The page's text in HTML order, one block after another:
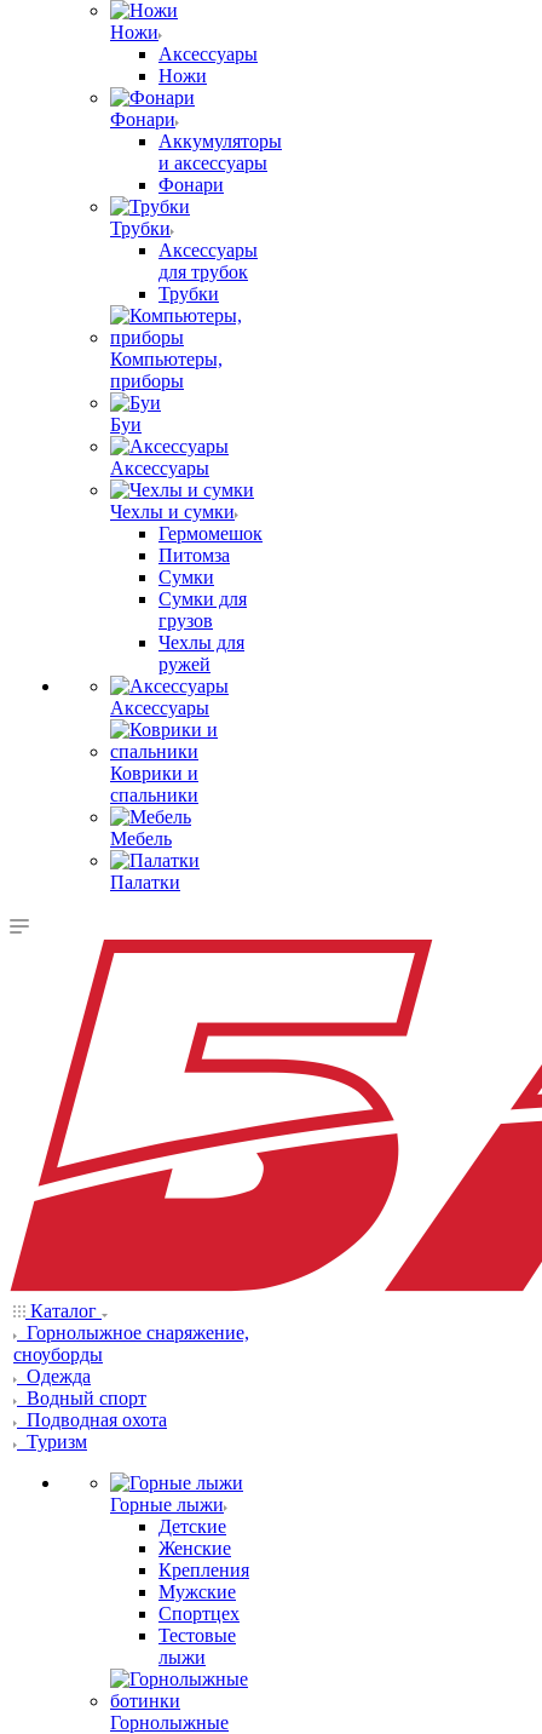
Ножи
Аксессуары
Ножи
Фонари
Аккумуляторы
и аксессуары
Фонари
Трубки
Аксессуары
для трубок
Трубки
Компьютеры,
приборы
Буи
Аксессуары
Чехлы и сумки
Гермомешок
Питомза
Сумки
Сумки для
грузов
Чехлы для
ружей
Аксессуары
Коврики и
спальники
Мебель
Палатки
Каталог
Горнолыжное снаряжение,
сноуборды
Одежда
Водный спорт
Подводная охота
Туризм
Горные лыжи
Детские
Женские
Крепления
Мужские
Спортцех
Тестовые
лыжи
Горнолыжные